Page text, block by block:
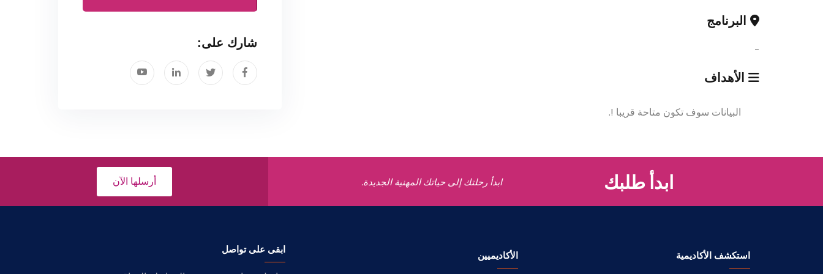
البرنامج
-
الأهداف
البيانات سوف تكون متاحة قريبا !.
شارك على:
ابدأ طلبك ابدأ رحلتك إلى حياتك المهنية الجديدة. أرسلها الآن
استكشف الأكاديمية الأكاديميين
ابقى على تواصل